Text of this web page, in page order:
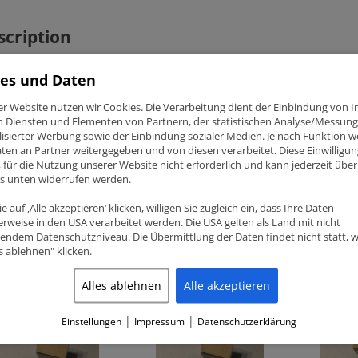
/ VW 1.6 1.8 2.0 KING RACING HAUPTLAGER
MB5566XP-STDX (+0.001″ extra Spiel)
Hauptlager Satz
Zylinder Audi / VW A3, A4, A6, TT, 80, 90, 100 (1983-2001)
(incl. Turbo) 2.0 (9A, KR, PL, 3A, AFB, AGU, AEB, ANB, APH, APU,
AWU, AWV, BBU, BJX, BKF, BKV, BLZ)
products
und Daten
Website nutzen wir Cookies. Die Verarbeitung dient der Einbindung von
Diensten und Elementen von Partnern, der statistischen Analyse/
Werbung sowie der Einbindung sozialer Medien. Je nach Funktion
an Partner weitergegeben und von diesen verarbeitet. Diese
für die Nutzung unserer Website nicht erforderlich und kann jederzeit
unten widerrufen werden.
auf ‚Alle akzeptieren‘ klicken, willigen Sie zugleich ein, dass Ihre Daten
in den USA verarbeitet werden. Die USA gelten als Land mit nicht
Datenschutzniveau. Die Übermittlung der Daten findet nicht statt,
ablehnen" klicken.
Alles ablehnen Alle akzeptieren
Einstellungen | Impressum | Datenschutzerklärung